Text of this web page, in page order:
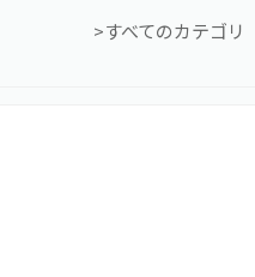
>すべてのカテゴリ